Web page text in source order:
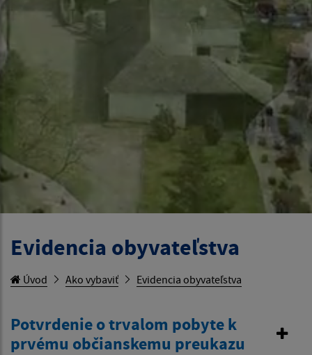
Evidencia obyvateľstva
Úvod Ako vybaviť Evidencia obyvateľstva
Potvrdenie o trvalom pobyte k
prvému občianskemu preukazu